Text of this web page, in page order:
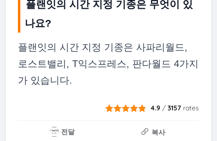
플랜잇의 시간 지정 기종은 무엇이 있
나요?
플랜잇의 시간 지정 기종은 사파리월드,
로스트밸리, T익스프레스, 판다월드 4가지
가 있습니다.
4.9 /3157 rates
전달
복사